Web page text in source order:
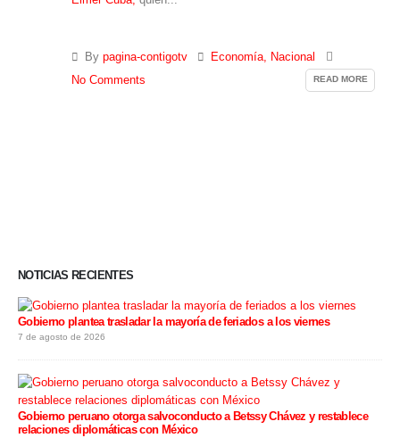
By pagina-contigotv Economía, Nacional
No Comments
READ MORE
NOTICIAS RECIENTES
Gobierno plantea trasladar la mayoría de feriados a los viernes
7 de agosto de 2026
Gobierno peruano otorga salvoconducto a Betssy Chávez y restablece
relaciones diplomáticas con México